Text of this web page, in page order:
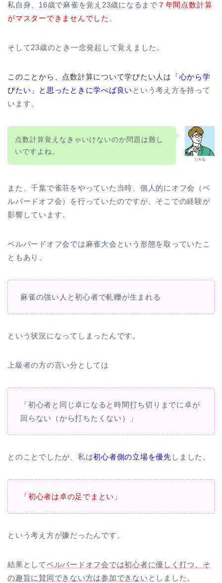
私自身、16歳で麻雀を覚え23歳になるまで ７年間点数計算
がマスターできませんでした 。
そして23歳のとき一念発起して覚えました。
このことから、点数計算について学びたい人は
「心から学
びたい」と思ったときに学べば良い という考え方を持って
います。
たkる
点数計算覚えなきゃいけないのか問題は難し
いですよね。
また、千葉で雀荘をやっていた当時、個人的にオフ会（ベ
ルバードオフ会）を行っていたのですが、そこでの経験が
影響しています。
ベルバードオフ会では麻雀大会という形態を取っていたこ
ともあり、
麻雀の強い人と初心者で軋轢が生まれる
という状況になってしまったんです。
上級者の方の言い分としては
「初心者と同じ卓になると時間打ち切りまでに卓が
回らない（から打ちたくない）」
とのことでしたが、私は初心者側の立場を優先 しました。
「初心者は卓の足でまとい」
という考え方が嫌だったんです。
結果としてベルバードオフ会では初心者に優しく打つ、そ
の趣旨に賛同できない方は参加できない としました。